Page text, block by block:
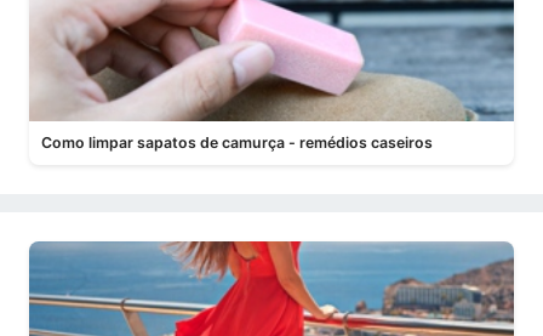
Como limpar sapatos de camurça - remédios caseiros